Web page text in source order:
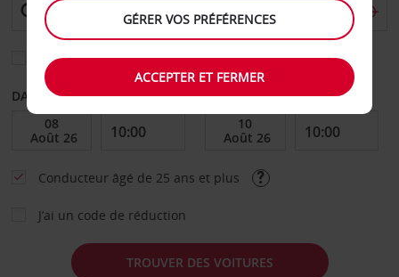
Sélectionnez une autre agence de retour
DATE DE DÉBUT DATE DE FIN
Conducteur âgé de 25 ans et plus
J’ai un code de réduction
TROUVER DES VOITURES
GÉRER VOS PRÉFÉRENCES
ACCEPTER ET FERMER